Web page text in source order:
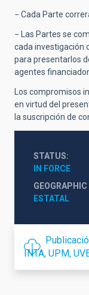
− Cada Parte
− Las Partes se
cada investigación
para presentarlos
agentes
Los compromisos
en virtud del
la suscripción de
STATUS
IN FORCE
ESTATAL
INTA, UPM,